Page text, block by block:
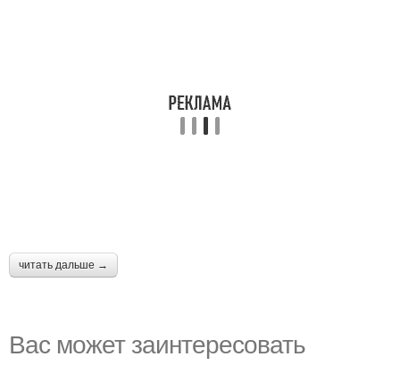
читать дальше →
Вас может заинтересовать